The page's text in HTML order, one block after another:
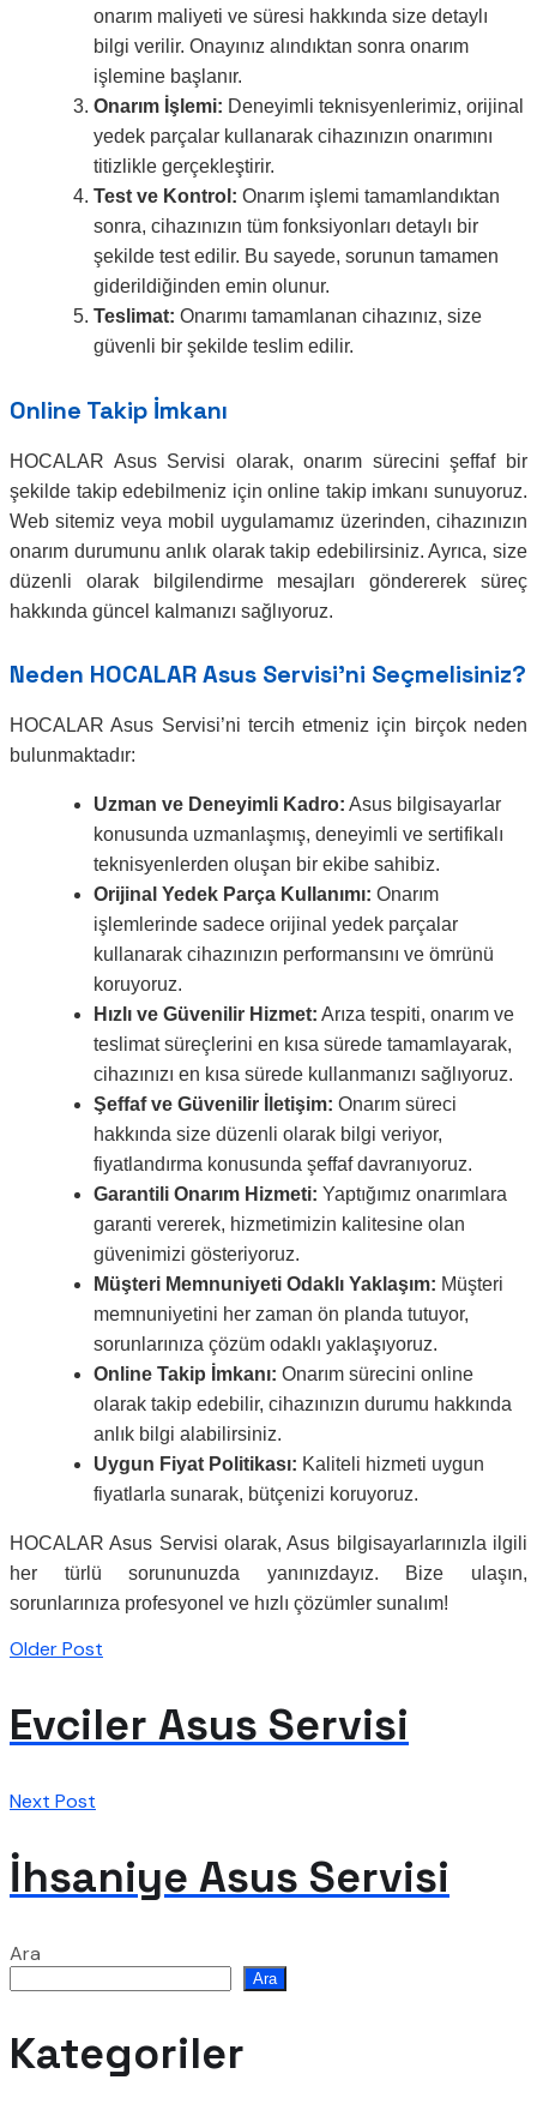
onarım maliyeti ve süresi hakkında size detaylı
bilgi verilir. Onayınız alındıktan sonra onarım
işlemine başlanır.
Onarım İşlemi: Deneyimli teknisyenlerimiz, orijinal
yedek parçalar kullanarak cihazınızın onarımını
titizlikle gerçekleştirir.
Test ve Kontrol: Onarım işlemi tamamlandıktan
sonra, cihazınızın tüm fonksiyonları detaylı bir
şekilde test edilir. Bu sayede, sorunun tamamen
giderildiğinden emin olunur.
Teslimat: Onarımı tamamlanan cihazınız, size
güvenli bir şekilde teslim edilir.
Online Takip İmkanı
HOCALAR Asus Servisi olarak, onarım sürecini şeffaf bir
şekilde takip edebilmeniz için online takip imkanı sunuyoruz.
Web sitemiz veya mobil uygulamamız üzerinden, cihazınızın
onarım durumunu anlık olarak takip edebilirsiniz. Ayrıca, size
düzenli olarak bilgilendirme mesajları göndererek süreç
hakkında güncel kalmanızı sağlıyoruz.
Neden HOCALAR Asus Servisi’ni Seçmelisiniz?
HOCALAR Asus Servisi’ni tercih etmeniz için birçok neden
bulunmaktadır:
Uzman ve Deneyimli Kadro: Asus bilgisayarlar
konusunda uzmanlaşmış, deneyimli ve sertifikalı
teknisyenlerden oluşan bir ekibe sahibiz.
Orijinal Yedek Parça Kullanımı: Onarım
işlemlerinde sadece orijinal yedek parçalar
kullanarak cihazınızın performansını ve ömrünü
koruyoruz.
Hızlı ve Güvenilir Hizmet: Arıza tespiti, onarım ve
teslimat süreçlerini en kısa sürede tamamlayarak,
cihazınızı en kısa sürede kullanmanızı sağlıyoruz.
Şeffaf ve Güvenilir İletişim: Onarım süreci
hakkında size düzenli olarak bilgi veriyor,
fiyatlandırma konusunda şeffaf davranıyoruz.
Garantili Onarım Hizmeti: Yaptığımız onarımlara
garanti vererek, hizmetimizin kalitesine olan
güvenimizi gösteriyoruz.
Müşteri Memnuniyeti Odaklı Yaklaşım: Müşteri
memnuniyetini her zaman ön planda tutuyor,
sorunlarınıza çözüm odaklı yaklaşıyoruz.
Online Takip İmkanı: Onarım sürecini online
olarak takip edebilir, cihazınızın durumu hakkında
anlık bilgi alabilirsiniz.
Uygun Fiyat Politikası: Kaliteli hizmeti uygun
fiyatlarla sunarak, bütçenizi koruyoruz.
HOCALAR Asus Servisi olarak, Asus bilgisayarlarınızla ilgili
her türlü sorununuzda yanınızdayız. Bize ulaşın,
sorunlarınıza profesyonel ve hızlı çözümler sunalım!
Older Post
Evciler Asus Servisi
Next Post
İhsaniye Asus Servisi
Ara
Ara
Kategoriler